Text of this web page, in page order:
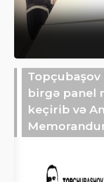
Topçubaşov
birgə panel
keçirib və